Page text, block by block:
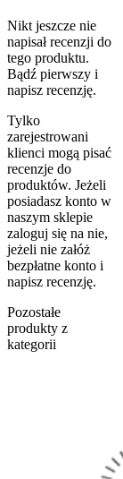
Nikt jeszcze nie
napisał recenzji do
tego produktu.
Bądź pierwszy i
napisz recenzję.
Tylko
zarejestrowani
klienci mogą pisać
recenzje do
produktów. Jeżeli
posiadasz konto w
naszym sklepie
zaloguj się na nie,
jeżeli nie załóż
bezpłatne konto i
napisz recenzję.
Pozostałe
produkty z
kategorii